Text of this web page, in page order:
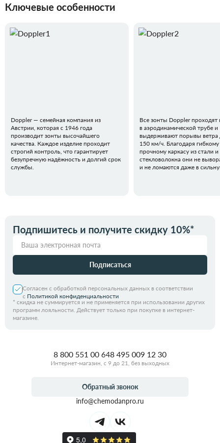
Ключевые особенности
Doppler — семейная компания из
Австрии, которая с 1946 года
производит зонты высочайшего
качества. Каждое изделие проходит
строгий контроль, что гарантирует
безупречную надёжность и долгий срок
службы.
Все зонты Doppler проходят
в аэродинамической трубе и
выдерживают порывы ветра
150 км/ч. Благодаря
прочному каркасу из стали и
стекловолокна они не
и не ломаются даже в
Подпишитесь и получите скидку 10%*
Подписаться
Согласен с обработкой персональных данных в соответствии
с Политикой конфиденциальности
* скидка не суммируется и не применяется при использовании других
программ лояльности. Действует только при покупке в интернет-
магазине.
8 800 551 00 648 495 009 12 30
Интернет-магазин, с 9 до 21, без выходных
Обратный звонок
info@chemodanpro.ru